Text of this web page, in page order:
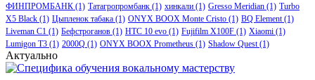
ФИНПРОМБАНК (1) Татагропромбанк (1) хинкали (1) Gresso Meridian (1) Turbo
X5 Black (1) Цыпленок табака (1) ONYX BOOX Monte Cristo (1) BQ Element (1)
Liveman C1 (1) Бефстроганов (1) HTC 10 evo (1) Fujifilm X100F (1) Xiaomi (1)
Lumigon T3 (1) 2000Q (1) ONYX BOOX Prometheus (1) Shadow Quest (1)
Актуально